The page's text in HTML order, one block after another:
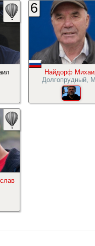
Найдорф
Долгопрудный,
6